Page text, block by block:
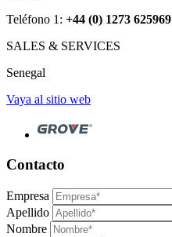
Teléfono 1: +44 (0) 1273 625969
SALES & SERVICES
Senegal
Vaya al sitio web
Contacto
Empresa
Apellido
Nombre